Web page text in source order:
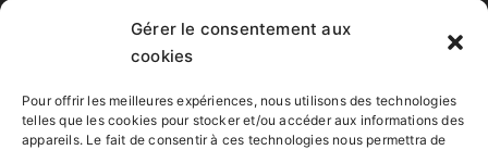
Gérer le consentement aux
cookies
Pour offrir les meilleures expériences, nous utilisons des technologies
telles que les cookies pour stocker et/ou accéder aux informations des
appareils. Le fait de consentir à ces technologies nous permettra de
Temps de lecture estimé :5 minutes
Les Neural Filters de Photoshop exploitent l’IAG
d’Adobe Sensei : lissage, colorisation,
restauration…